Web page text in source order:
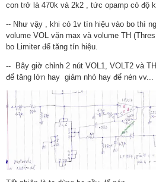
con trở là 470k và 2k2 , tức opamp có độ
-- Như vậy , khi có 1v tín hiệu vào bo thì
volume VOL vặn max và volume TH
bo Limiter để tăng tín hiệu.
-- Bây giờ chỉnh 2 nút VOL1, VOLT2 và
để tăng lớn hay giảm nhỏ hay để nén vv...